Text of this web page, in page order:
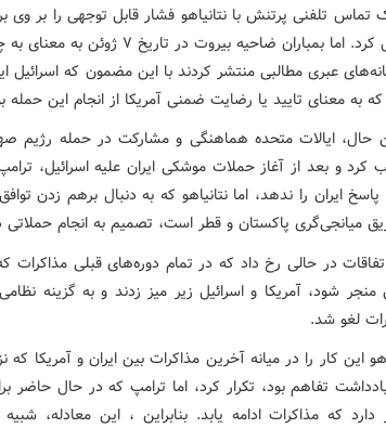
تماس تلفنی پرتنش با نتانیاهو فشار قابل توجهی را بر وی
اعمال کرد. اما بمباران ضاحیه
عبری مطالبی منتشر کردند با این مضمون که اسرائیل
که به معنای تایید یا رضایت ضمنی آمریکا از انجام این حمله
حال، ایالات متحده هماهنگی و مشارکت در حمله رژیم
کرد و بعد از آغاز حملات موشکی ایران علیه اسرائیل،
ایران را ندهد، اما نتانیاهو که به دنبال برهم زدن
میانجی‌گری پاکستان و قطر است، تصمیم به انجام حملاتی
در حالی رخ داد که در تمام دوره‌های قبلی
منجر شود، آمریکا و اسرائیل زیر میز زدند و به گزینه
لغو شد.
این کار را در میانه آخرین مذاکرات بین ایران و آمریکا
تفاهم بود، تکرار کرد، اما ترامپ که در حال حاضر
دارد که مذاکرات ادامه یابد. بنابراین ، این معادله،